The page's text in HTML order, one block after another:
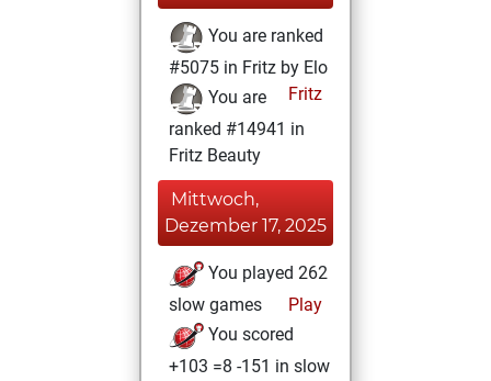
You are ranked
#5075 in Fritz by Elo
Fritz
You are
ranked #14941 in
Fritz Beauty
Mittwoch,
Dezember 17, 2025
You played 262
slow games
Play
You scored
+103 =8 -151 in slow